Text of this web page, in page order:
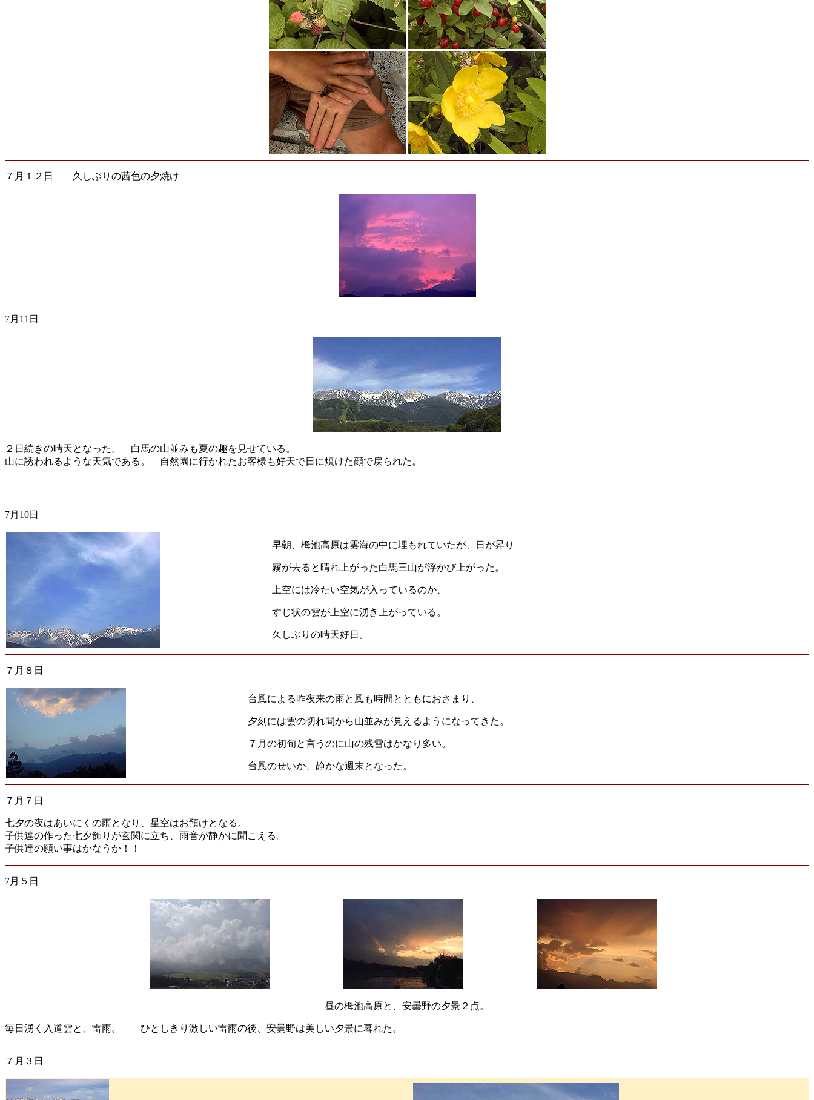
７月１２日 久しぶりの茜色の夕焼け
7月11日
２日続きの晴天となった。 白馬の山並みも夏の趣を見せている。
山に誘われるような天気である。 自然園に行かれたお客様も好天で日に焼けた顔で戻られた。
7月10日
早朝、栂池高原は雲海の中に埋もれていたが、日が昇り
霧が去ると晴れ上がった白馬三山が浮かび上がった。
上空には冷たい空気が入っているのか、
すじ状の雲が上空に湧き上がっている。
久しぶりの晴天好日。
７月８日
台風による昨夜来の雨と風も時間とともにおさまり、
夕刻には雲の切れ間から山並みが見えるようになってきた。
７月の初旬と言うのに山の残雪はかなり多い。
台風のせいか、静かな週末となった。
７月７日
七夕の夜はあいにくの雨となり、星空はお預けとなる。
子供達の作った七夕飾りが玄関に立ち、雨音が静かに聞こえる。
子供達の願い事はかなうか！！
7月５日
昼の栂池高原と、安曇野の夕景２点。
毎日湧く入道雲と、雷雨。 ひとしきり激しい雷雨の後、安曇野は美しい夕景に暮れた。
７月３日